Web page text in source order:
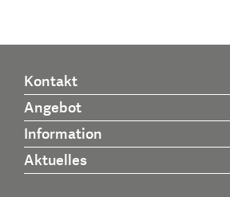
Kontakt
Angebot
Information
Aktuelles